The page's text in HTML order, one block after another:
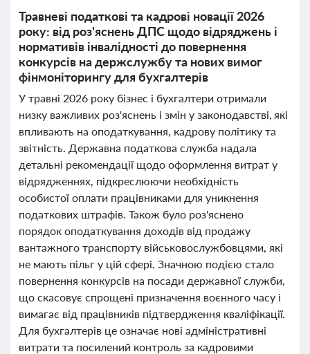
Травневі податкові та кадрові новації 2026
року: від роз'яснень ДПС щодо відряджень і
нормативів інвалідності до повернення
конкурсів на держслужбу та нових вимог
фінмоніторингу для бухгалтерів
У травні 2026 року бізнес і бухгалтери отримали
низку важливих роз'яснень і змін у законодавстві, які
впливають на оподаткування, кадрову політику та
звітність. Державна податкова служба надала
детальні рекомендації щодо оформлення витрат у
відрядженнях, підкреслюючи необхідність
особистої оплати працівниками для уникнення
податкових штрафів. Також було роз'яснено
порядок оподаткування доходів від продажу
вантажного транспорту військовослужбовцями, які
не мають пільг у цій сфері. Значною подією стало
повернення конкурсів на посади державної служби,
що скасовує спрощені призначення воєнного часу і
вимагає від працівників підтвердження кваліфікації.
Для бухгалтерів це означає нові адміністративні
витрати та посилений контроль за кадровими